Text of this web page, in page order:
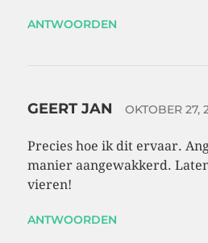
ANTWOORDEN
GEERT JAN OKTOBER 27,
Precies hoe ik dit ervaar.
manier aangewakkerd.
vieren!
ANTWOORDEN